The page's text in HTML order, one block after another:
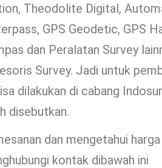
Theodolite Digital,
GPS Geodetic, GPS
dan Peralatan Survey
Survey. Jadi untuk
dilakukan di cabang
disebutkan.
dan mengetahui
kontak dibawah ini